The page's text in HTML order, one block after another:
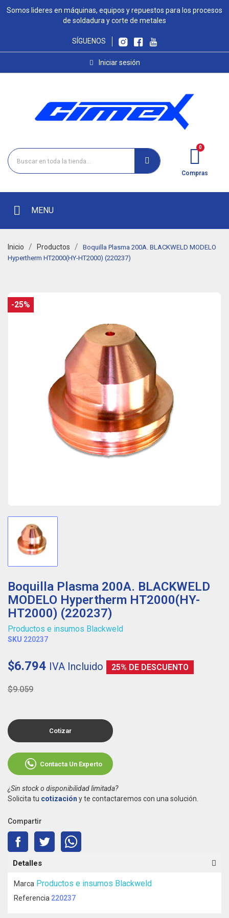
Somos lideres en máquinas, equipos y repuestos para los procesos
de soldadura y corte de metales
SÍGUENOS
Iniciar sesión
Compras
MENU
Inicio Productos
Boquilla Plasma 200A. BLACKWELD MODELO
Hypertherm HT2000(HY-HT2000) (220237)
-25%
Boquilla Plasma 200A. BLACKWELD
MODELO Hypertherm HT2000(HY-
HT2000) (220237)
Productos e insumos Blackweld
SKU 220237
$6.794 IVA Incluido 25% DE DESCUENTO
$9.059
Cotizar
Contacta Un Experto
¿Sin stock o disponibilidad limitada?
Solicita tu cotización y te contactaremos con una solución.
Compartir
Detalles
Marca Productos e insumos Blackweld
Referencia 220237